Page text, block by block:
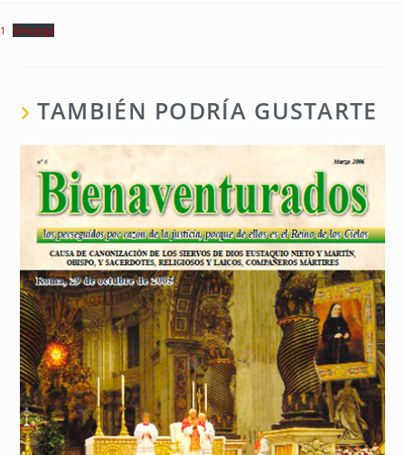
1 Descarga
TAMBIÉN PODRÍA GUSTARTE